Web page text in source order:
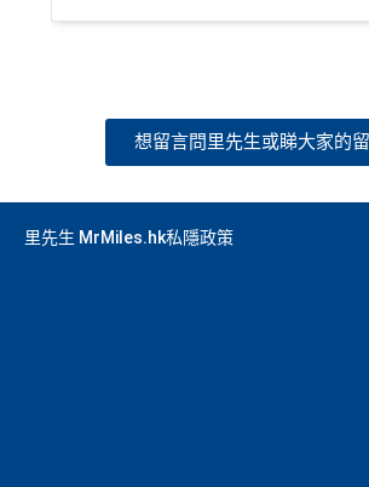
想留言問里先生或睇大家的
里先生 MrMiles.hk私隱政策